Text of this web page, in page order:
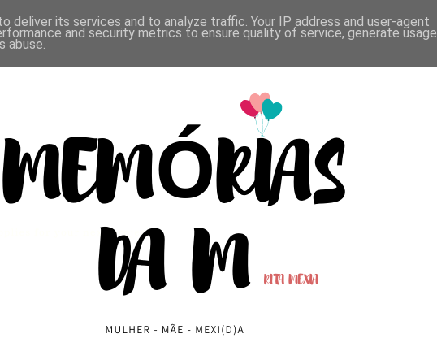
deliver its services and to analyze traffic. Your IP address and user-agent
and security metrics to ensure quality of service, generate usage
abuse.